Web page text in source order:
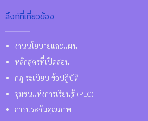
ลิ้งก์ที่เกี่ยวข้อง
งานนโยบายและแผน
หลักสูตรที่เปิดสอน
กฎ ระเบียบ ข้อปฏิบัติ
ชุมชนแห่งการเรียนรู้ (PLC)
การประกันคุณภาพ